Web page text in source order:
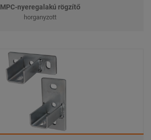
MPC-nyeregalakú rögzítő
horganyzott